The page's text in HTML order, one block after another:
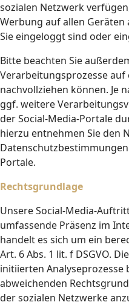
sozialen Netzwerk
Werbung auf allen
Sie eingeloggt sind oder
Bitte beachten Sie
Verarbeitungsprozesse auf
nachvollziehen können. Je
ggf. weitere
der Social-Media-Portale
hierzu entnehmen Sie den
Portale.
Rechtsgrundlage
Unsere Social-Media-
umfassende Präsenz im
handelt es sich um ein
Art. 6 Abs. 1 lit. f DSGVO.
initiierten Analyseprozesse
abweichenden
der sozialen Netzwerke